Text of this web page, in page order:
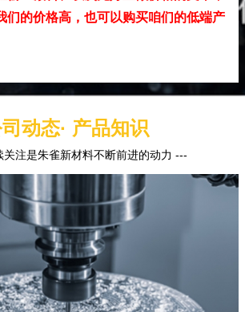
们的价格高，也可以购买咱们的低端产
动态· 产品知识
关注是朱雀新材料不断前进的动力 ---